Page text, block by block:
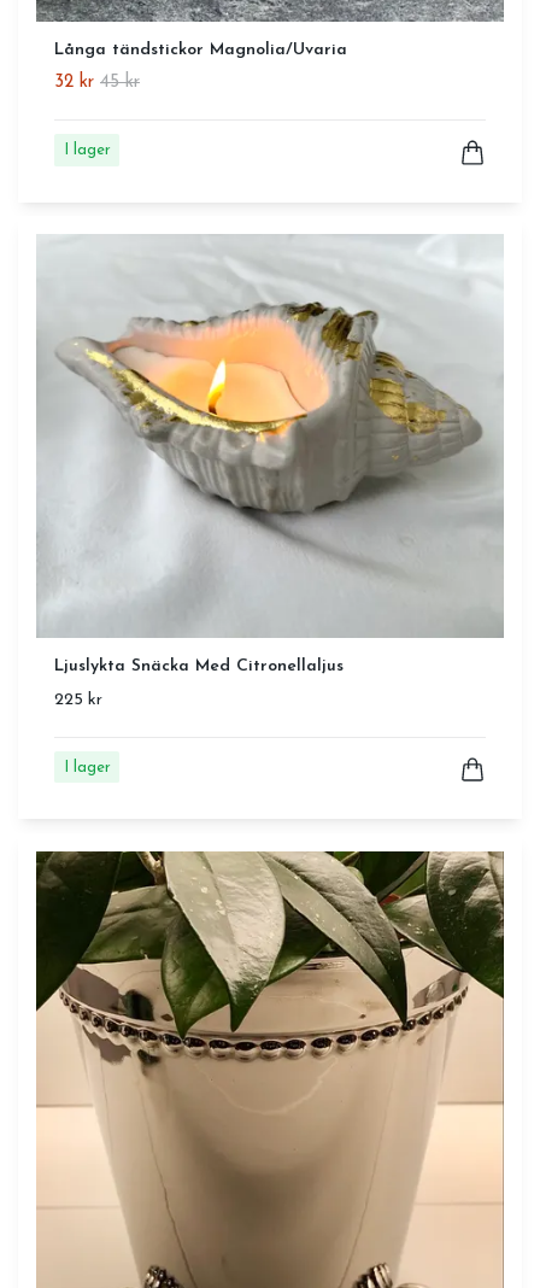
Långa tändstickor Magnolia/Uvaria
32 kr 45 kr
I lager
Ljuslykta Snäcka Med Citronellaljus
225 kr
I lager